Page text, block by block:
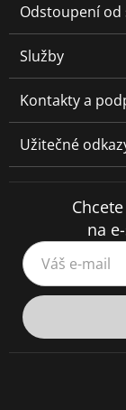
Odstoupení od
Služby
Kontakty a
Užitečné
na
Váš e-mail